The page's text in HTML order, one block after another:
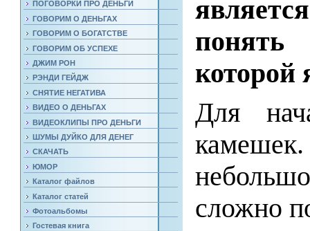
ПОГОВОРКИ ПРО ДЕНЬГИ
ГОВОРИМ О ДЕНЬГАХ
ГОВОРИМ О БОГАТСТВЕ
ГОВОРИМ ОБ УСПЕХЕ
ДЖИМ РОН
РЭНДИ ГЕЙДЖ
СНЯТИЕ НЕГАТИВА
ВИДЕО О ДЕНЬГАХ
ВИДЕОКЛИПЫ ПРО ДЕНЬГИ
ШУМЫ ДУЙКО ДЛЯ ДЕНЕГ
СКАЧАТЬ
ЮМОР
Каталог файлов
Каталог статей
Фотоальбомы
Гостевая книга
которой
Для
сложно